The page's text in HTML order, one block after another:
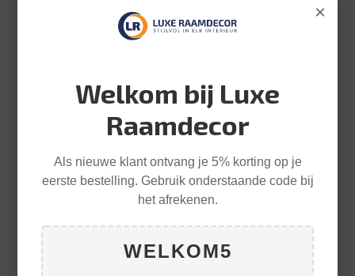
×
Welkom bij Luxe
Raamdecor
Als nieuwe klant ontvang je 5% korting op je
eerste bestelling. Gebruik onderstaande code bij
het afrekenen.
WELKOM5